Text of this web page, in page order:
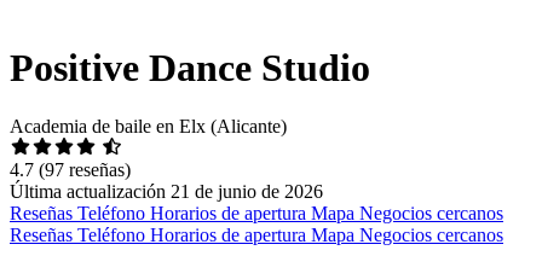
Positive Dance Studio
Academia de baile en Elx (Alicante)
4.7 (97 reseñas)
Última actualización 21 de junio de 2026
Reseñas Teléfono Horarios de apertura Mapa Negocios cercanos
Reseñas Teléfono Horarios de apertura Mapa Negocios cercanos